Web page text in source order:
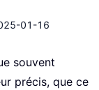
01-16
souvent
précis, que ce